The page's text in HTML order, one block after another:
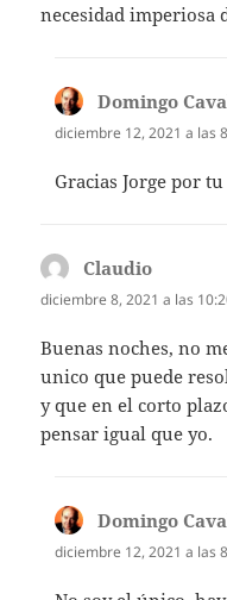
necesidad imperiosa
Domingo
diciembre 12, 2021 a las
Gracias Jorge por
Claudio
diciembre 8, 2021 a las
Buenas noches, no
unico que puede
y que en el corto
pensar igual que yo.
Domingo
diciembre 12, 2021 a las